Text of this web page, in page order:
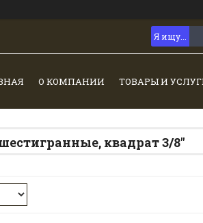
О КОМПАНИИ ТОВАРЫ И
квадрат 3/8"